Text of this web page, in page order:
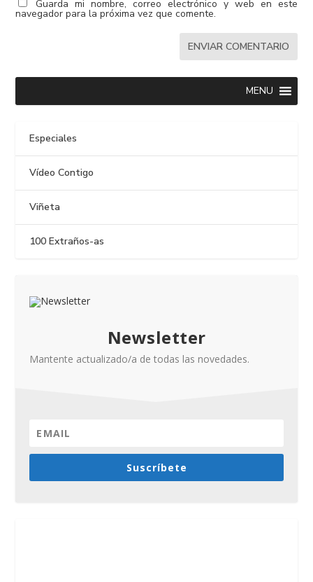
Guarda mi nombre, correo electrónico y web en este
navegador para la próxima vez que comente.
MENU
Especiales
Vídeo Contigo
Viñeta
100 Extraños-as
Newsletter
Mantente actualizado/a de todas las novedades.
Suscríbete